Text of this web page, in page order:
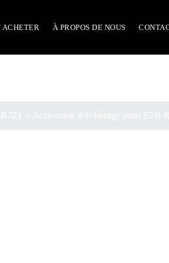
ACHETER À PROPOS DE NOUS